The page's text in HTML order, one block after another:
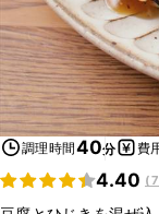
調理時間40分 費
4.40 (